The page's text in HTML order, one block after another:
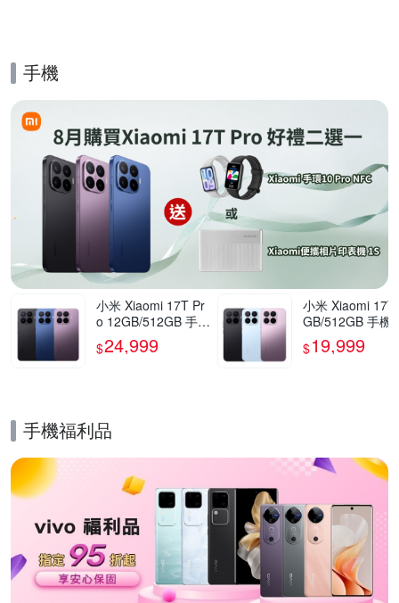
手機
小米 Xiaomi 17T Pr
o 12GB/512GB 手機
官方旗艦館
$24,999
小米 Xiaomi 17T
GB/512GB 手機
方旗艦館
$19,999
手機福利品